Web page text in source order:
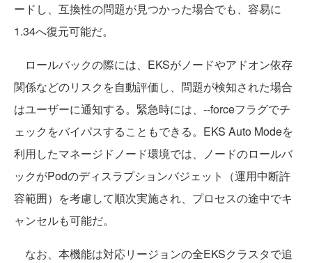
ードし、互換性の問題が見つかった場合でも、容易に
1.34へ復元可能だ。
ロールバックの際には、EKSがノードやアドオン依存
関係などのリスクを自動評価し、問題が検知された場合
はユーザーに通知する。緊急時には、--forceフラグでチ
ェックをバイパスすることもできる。EKS Auto Modeを
利用したマネージドノード環境では、ノードのロールバ
ックがPodのディスラプションバジェット（運用中断許
容範囲）を考慮して順次実施され、プロセスの途中でキ
ャンセルも可能だ。
なお、本機能は対応リージョンの全EKSクラスタで追